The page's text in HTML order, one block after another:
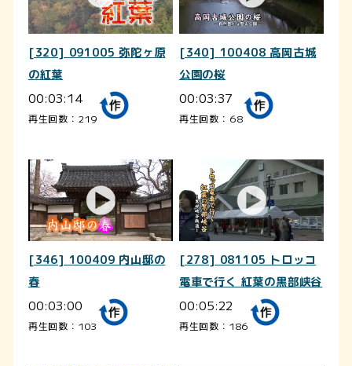
[320] 091005 弥陀ヶ原
の紅葉
00:03:14
再生回数：219
[340] 100408 高岡古城
公園の桜
00:03:37
再生回数：68
[346] 100409 内山邸の
春
00:03:00
再生回数：103
[278] 081105 トロッコ
電車で行く 紅葉の黒部峡谷
00:05:22
再生回数：186